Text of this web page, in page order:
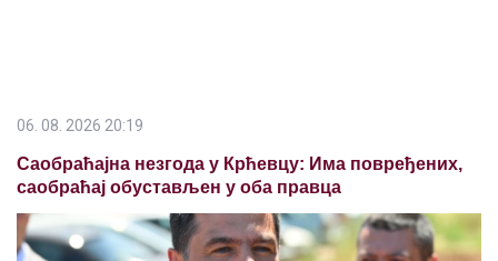
06. 08. 2026 20:19
Саобраћајна незгода у Крћевцу: Има повређених,
саобраћај обустављен у оба правца